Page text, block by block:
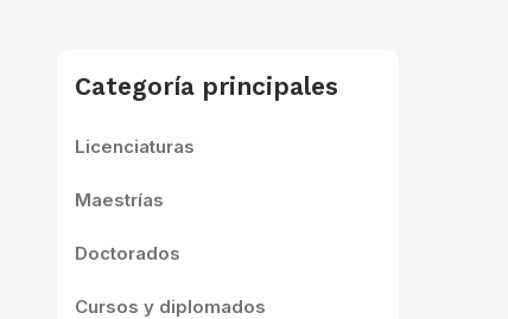
Categoría principales
Licenciaturas
Maestrías
Doctorados
Cursos y diplomados